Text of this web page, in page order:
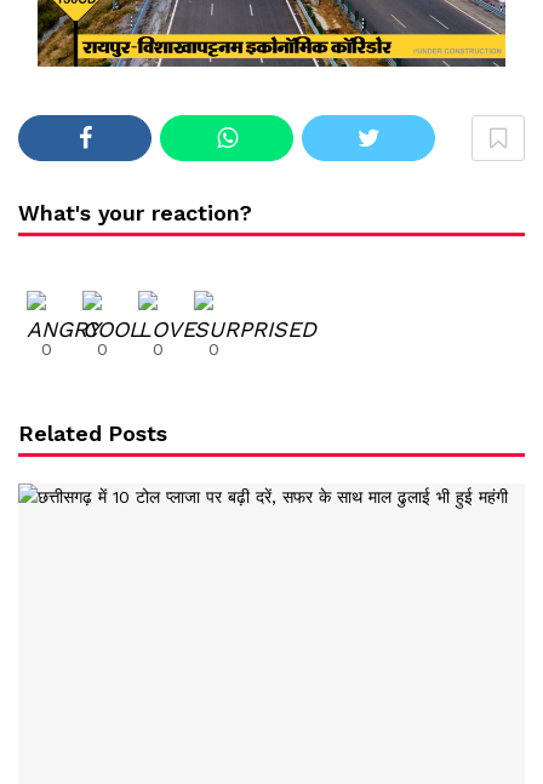
What's your reaction?
0 0 0 0
Related Posts